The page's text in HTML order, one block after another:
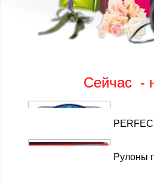
Сейчас -
Рулоны